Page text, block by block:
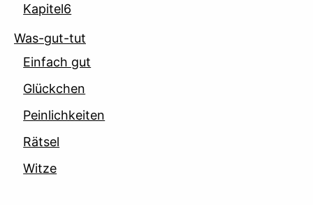
Kapitel6
Was-gut-tut
Einfach gut
Glückchen
Peinlichkeiten
Rätsel
Witze